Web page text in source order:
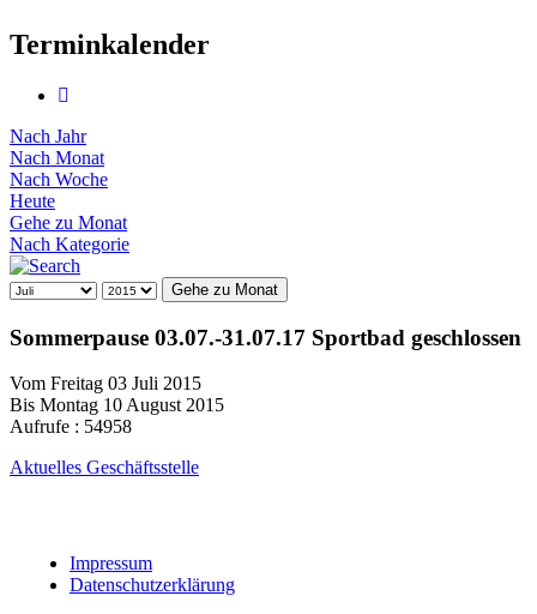
Terminkalender
Nach Jahr
Nach Monat
Nach Woche
Heute
Gehe zu Monat
Nach Kategorie
Gehe zu Monat
Sommerpause 03.07.-31.07.17 Sportbad geschlossen
Vom Freitag 03 Juli 2015
Bis Montag 10 August 2015
Aufrufe : 54958
Aktuelles Geschäftsstelle
Impressum
Datenschutzerklärung